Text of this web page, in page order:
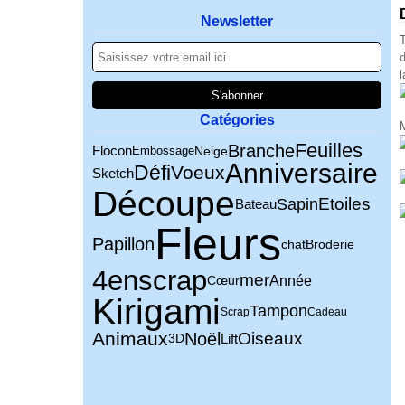
Newsletter
Catégories
FloconEmbossageNeigeBrancheFeuilles
SketchDéfiVoeuxAnniversaire
DécoupeBateauSapinEtoiles
Papillon FleurschatBroderie
4enscrapCœurmerAnnée
Kirigami ScrapTamponCadeau
Animaux3DNoëlLiftOiseaux